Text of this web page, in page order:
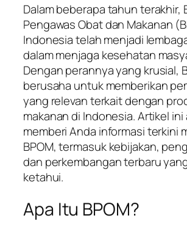
Dalam beberapa tahun terakhir,
Pengawas Obat dan Makanan
Indonesia telah menjadi
dalam menjaga kesehatan
Dengan perannya yang krusial,
berusaha untuk memberikan
yang relevan terkait dengan
makanan di Indonesia. Artikel ini
memberi Anda informasi terkini
BPOM, termasuk kebijakan,
dan perkembangan terbaru
ketahui.
Apa Itu BPOM?